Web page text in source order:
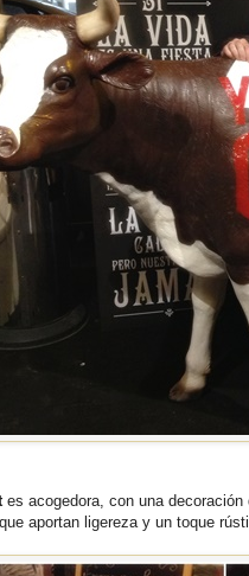
es acogedora, con una
aportan ligereza y un toque